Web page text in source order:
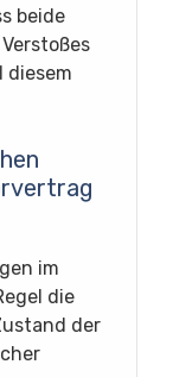
beide
diesem
im
die
der